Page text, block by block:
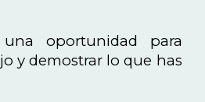
oportunidad para
y demostrar lo que has